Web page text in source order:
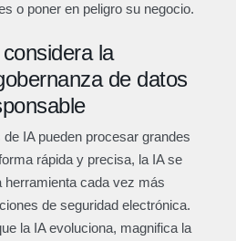
o poner en peligro su negocio.
la
de datos
IA pueden procesar grandes
rápida y precisa, la IA se
herramienta cada vez más
de seguridad electrónica.
la IA evoluciona, magnifica la